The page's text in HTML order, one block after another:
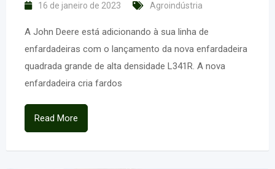
16 de janeiro de 2023 Agroindústria
A John Deere está adicionando à sua linha de
enfardadeiras com o lançamento da nova enfardadeira
quadrada grande de alta densidade L341R. A nova
enfardadeira cria fardos
Read More